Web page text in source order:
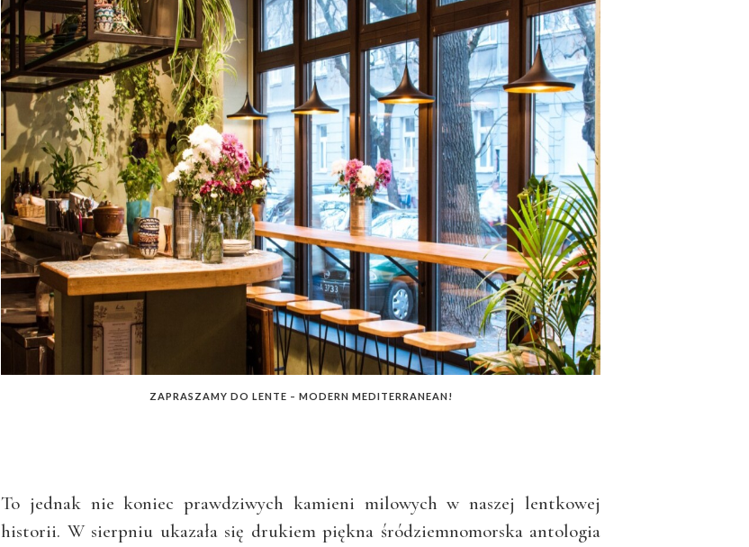
ZAPRASZAMY DO LENTE – MODERN MEDITERRANEAN!
To jednak nie koniec prawdziwych kamieni milowych w naszej lentkowej
historii. W sierpniu ukazała się drukiem piękna śródziemnomorska antologia